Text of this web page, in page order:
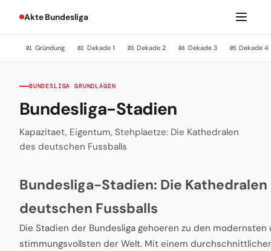
Akte Bundesliga
01 Gründung 02 Dekade 1 03 Dekade 2 04 Dekade 3 05 Dekade 4
BUNDESLIGA GRUNDLAGEN
Bundesliga-Stadien
Kapazitaet, Eigentum, Stehplaetze: Die Kathedralen
des deutschen Fussballs
Bundesliga-Stadien: Die Kathedralen
deutschen Fussballs
Die Stadien der Bundesliga gehoeren zu den modernsten
stimmungsvollsten der Welt. Mit einem